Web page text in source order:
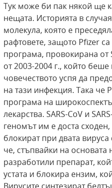
Тук може би пак някой ще
нещата. Историята в
молекула, която е
рафтовете, защото Pfizer
програма, провокирана от
от 2003-2004 г., който
човечеството успя да
на тази инфекция. Така че
програма на
лекарства. SARS-CoV и
геномът им е доста
блокират при двата
че, стъпвайки на основата
разработили препарат,
устата и блокира ензим,